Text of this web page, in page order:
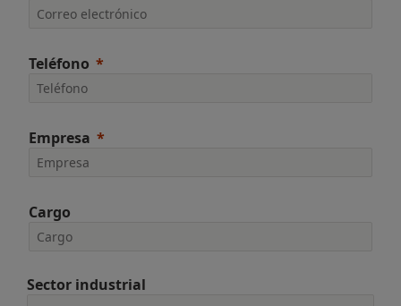
Teléfono
Empresa
Cargo
Sector industrial